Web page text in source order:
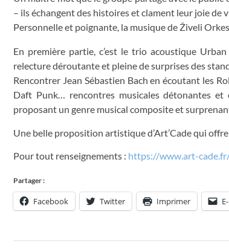
– ils échangent des histoires et clament leur joie de
Personnelle et poignante, la musique de Živeli
En première partie, c’est le trio acoustique
relecture déroutante et pleine de surprises des
Rencontrer Jean Sébastien Bach en écoutant les
Daft Punk… rencontres musicales détonantes et
proposant un genre musical composite et
Une belle proposition artistique d’Art’Cade qui offre
Pour tout renseignements : https://www.art-
Partager :
Facebook Twitter Imprimer